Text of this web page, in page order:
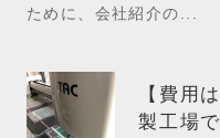
ために、会社紹介の...
【費用
製工場